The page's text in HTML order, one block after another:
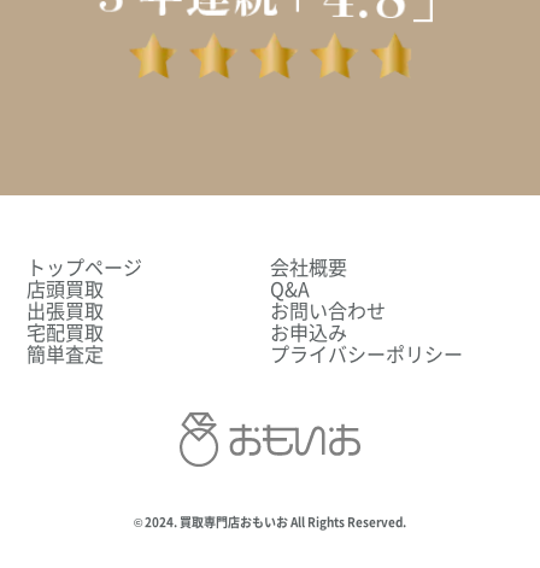
トップページ
店頭買取
出張買取
宅配買取
簡単査定
会社概要
Q&A
お問い合わせ
お申込み
プライバシーポリシー
© 2024. 買取専門店おもいお All Rights Reserved.